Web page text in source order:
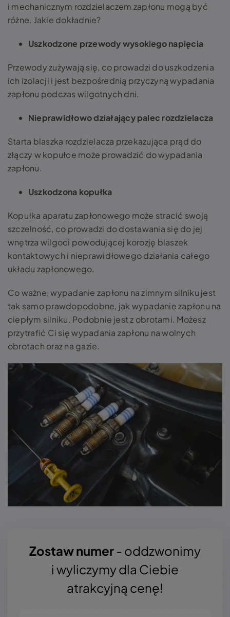
i mechanicznym rozdzielaczem zapłonu mogą być
różne. Jakie dokładnie?
Uszkodzone przewody wysokiego napięcia
Przewody zużywają się, co prowadzi do uszkodzenia
ich izolacji i jest bezpośrednią przyczyną wypadania
zapłonu podczas wilgotnych dni.
Nieprawidłowo działający palec rozdzielacza
Starta blaszka rozdzielacza przekazująca prąd do
złączy w kopułce może prowadzić do wypadania
zapłonu.
Uszkodzona kopułka
Kopułka aparatu zapłonowego może stracić swoją
szczelność, co prowadzi do dostawania się do jej
wnętrza wilgoci powodującej korozję blaszek
kontaktowych i nieprawidłowego działania całego
układu zapłonowego.
Co ważne,wypadanie zapłonu na zimnym silniku jest
tak samo prawdopodobne, jak wypadanie zapłonu na
ciepłym silniku. Podobnie jest z obrotami. Możesz
przytrafić Ci się wypadania zapłonu na wolnych
obrotach oraz na gazie.
Zostaw numer- oddzwonimy
i wyliczymy dla Ciebie
atrakcyjną cenę!